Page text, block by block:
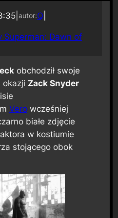
| autor:Q
Superman: Dawn of
obchodził swoje
okazji Zack Snyder
Verowcześniej
białe zdjęcie
w kostiumie
stojącego obok